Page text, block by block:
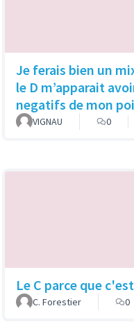
Je ferais bien un
le D m’apparait
negatifs de mon
VIGNAU 0
Le C parce que
C. Forestier 0